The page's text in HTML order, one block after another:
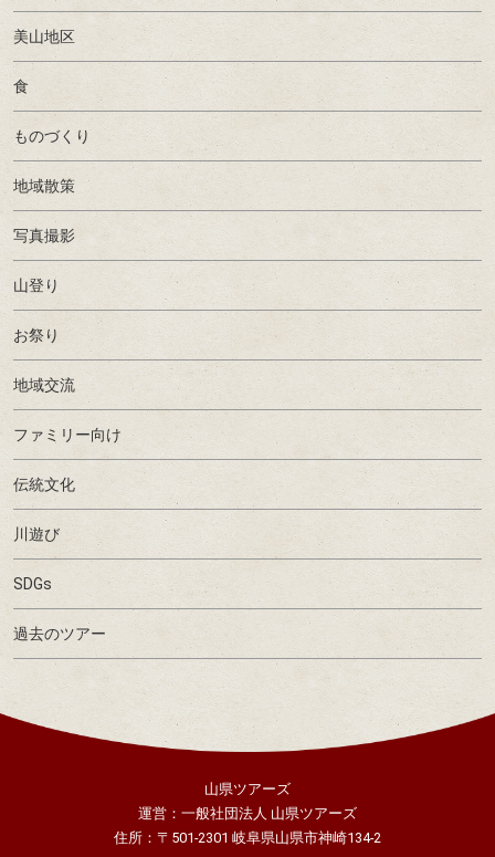
美山地区
食
ものづくり
地域散策
写真撮影
山登り
お祭り
地域交流
ファミリー向け
伝統文化
川遊び
SDGs
過去のツアー
山県ツアーズ
運営：一般社団法人 山県ツアーズ
住所：〒501-2301 岐阜県山県市神崎134-2